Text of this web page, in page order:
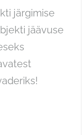
järgimise
jäävuse